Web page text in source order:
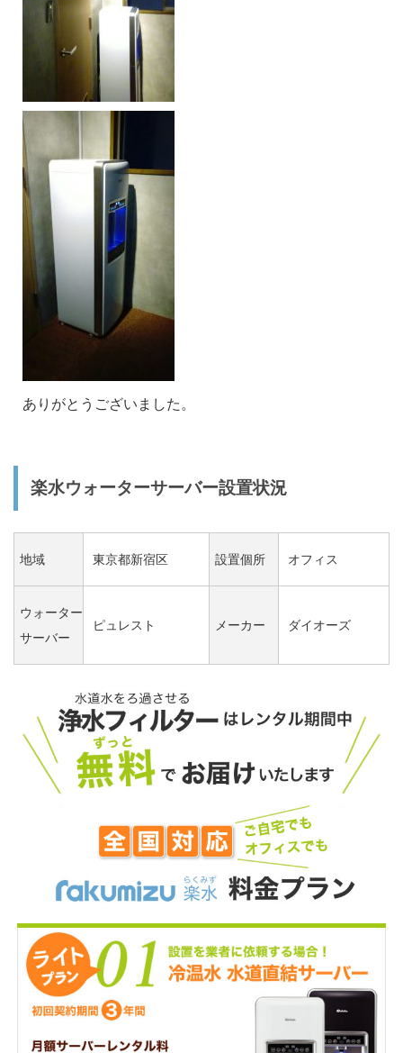
ありがとうございました。
楽水ウォーターサーバー設置状況
地域 東京都新宿区 設置個所 オフィス
ウォーター
サーバー
ピュレスト メーカー ダイオーズ